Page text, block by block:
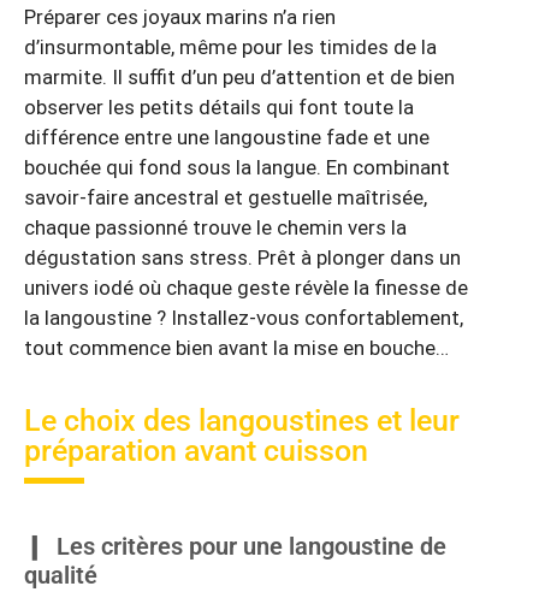
Préparer ces joyaux marins n’a rien
d’insurmontable, même pour les timides de la
marmite. Il suffit d’un peu d’attention et de bien
observer les petits détails qui font toute la
différence entre une langoustine fade et une
bouchée qui fond sous la langue. En combinant
savoir-faire ancestral et gestuelle maîtrisée,
chaque passionné trouve le chemin vers la
dégustation sans stress. Prêt à plonger dans un
univers iodé où chaque geste révèle la finesse de
la langoustine ? Installez-vous confortablement,
tout commence bien avant la mise en bouche…
Le choix des langoustines et leur
préparation avant cuisson
Les critères pour une langoustine de
qualité